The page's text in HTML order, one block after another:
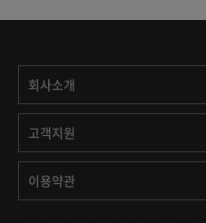
회사소개
고객지원
이용약관